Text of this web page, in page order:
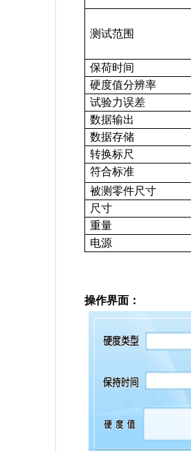
测试范围
保荷时间
硬度值分辨率
试验力误差
数据输出
数据存储
转换标尺
符合标准
被测零件尺寸
尺寸
重量
电源
操作界面：